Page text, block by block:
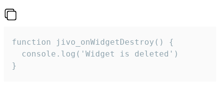
function jivo_onWidgetDestroy() {
  console.log('Widget is deleted')
}